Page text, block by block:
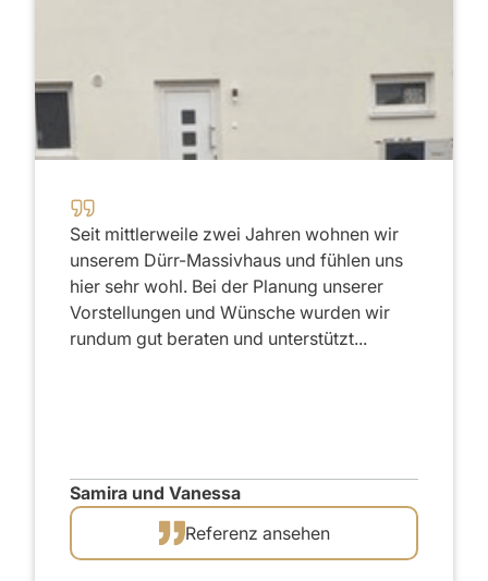
Seit mittlerweile zwei Jahren wohnen wir
unserem Dürr-Massivhaus und fühlen uns
hier sehr wohl. Bei der Planung unserer
Vorstellungen und Wünsche wurden wir
rundum gut beraten und unterstützt...
Samira und Vanessa
Referenz ansehen